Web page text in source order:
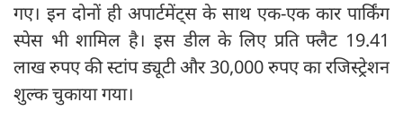
गए। इन दोनों ही अपार्टमेंट्स के साथ एक-एक कार पार्किंग
स्पेस भी शामिल है। इस डील के लिए प्रति फ्लैट 19.41
लाख रुपए की स्टांप ड्यूटी और 30,000 रुपए का रजिस्ट्रेशन
शुल्क चुकाया गया।